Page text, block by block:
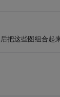
把这些图组合起